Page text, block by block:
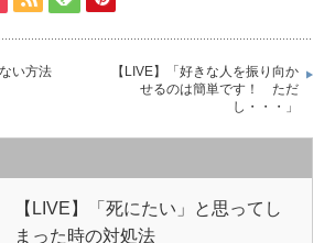
い方法
【LIVE】「好きな人を振り向か
せるのは簡単です！ ただ
し・・・」
【LIVE】「死にたい」と思ってし
まった時の対処法